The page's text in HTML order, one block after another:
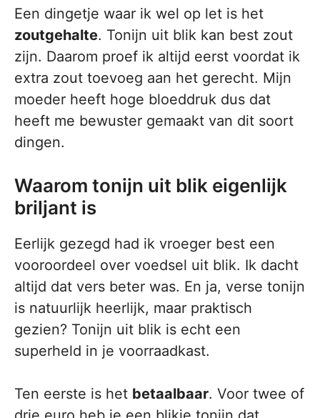
Een dingetje waar ik wel op let is het
zoutgehalte. Tonijn uit blik kan best zout
zijn. Daarom proef ik altijd eerst voordat ik
extra zout toevoeg aan het gerecht. Mijn
moeder heeft hoge bloeddruk dus dat
heeft me bewuster gemaakt van dit soort
dingen.
Waarom tonijn uit blik eigenlijk
briljant is
Eerlijk gezegd had ik vroeger best een
vooroordeel over voedsel uit blik. Ik dacht
altijd dat vers beter was. En ja, verse tonijn
is natuurlijk heerlijk, maar praktisch
gezien? Tonijn uit blik is echt een
superheld in je voorraadkast.
Ten eerste is het betaalbaar. Voor twee of